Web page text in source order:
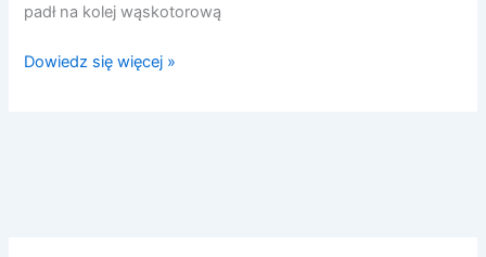
padł na kolej wąskotorową
Dowiedz się więcej »